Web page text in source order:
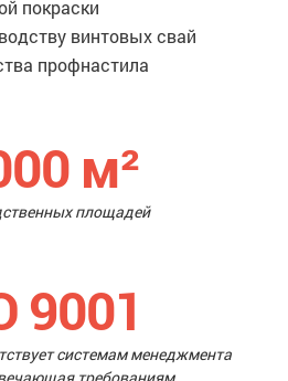
покраски
винтовых свай
профнастила
м²
площадей
9001
системам менеджмента